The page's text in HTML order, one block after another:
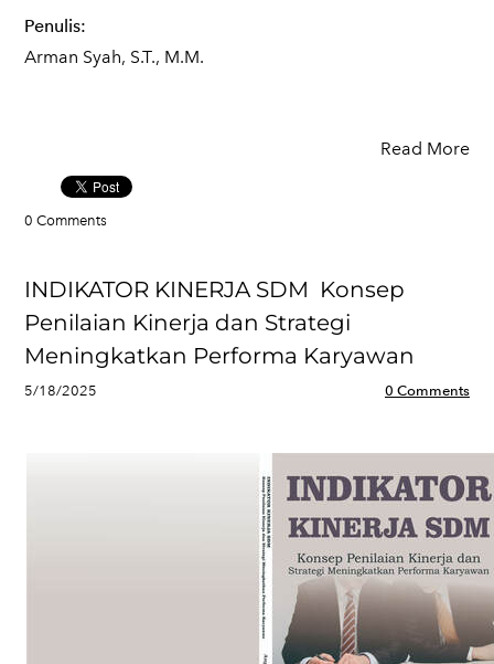
Penulis:
Arman Syah, S.T., M.M.
Read More
0 Comments
INDIKATOR KINERJA SDM Konsep
Penilaian Kinerja dan Strategi
Meningkatkan Performa Karyawan
5/18/2025 0 Comments